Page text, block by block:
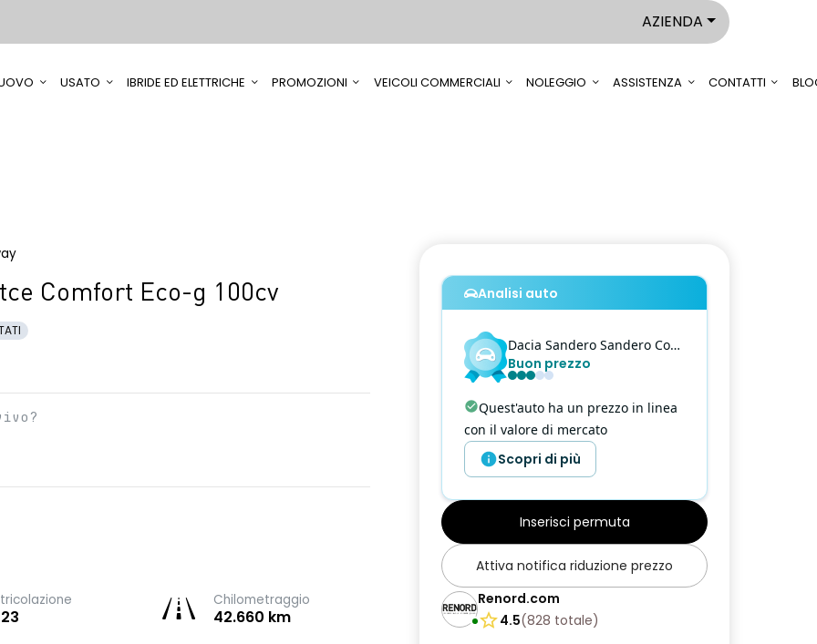
AZIENDA
USATO IBRIDE ED ELETTRICHE PROMOZIONI VEICOLI COMMERCIALI NOLEGGIO ASSISTENZA CONTATTI
Comfort Eco-g 100cv
Chilometraggio
42.660 km
Analisi auto
Dacia Sandero Sandero Comfort - Stepway 1.0 tce ECO-G Comfort
Buon prezzo
Quest'auto ha un prezzo in linea
con il valore di mercato
Scopri di più
Inserisci permuta
Attiva notifica riduzione prezzo
Renord.com
4.5(828 totale)